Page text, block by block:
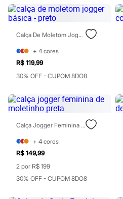
Camisetas e Regatas
Casacos e Jaquetas
Jeans
Polos
Bolsas e Mochilas
Chapéus e Bonés
Carteiras
Relógios
Calçados
Chinelos
Sandálias e Papetes
Tênis
Moda esportiva
Acessórios
Bermudas
Calça De Moletom Jogger Básica - Preto
+ 4 cores
R$ 119,99
30% OFF - CUPOM 8DO8
Calça Jogger Feminina De Moletinho Preta
+ 4 cores
R$ 149,99
2 por R$ 199
30% OFF - CUPOM 8DO8